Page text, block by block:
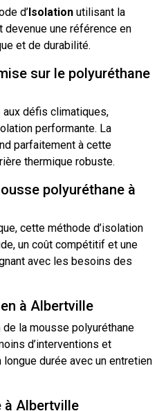
d’Isolation utilisant la
devenue une référence en
et de durabilité.
sur le polyuréthane
aux défis climatiques,
performante. La
parfaitement à cette
thermique robuste.
polyuréthane à
cette méthode d’isolation
un coût compétitif et une
avec les besoins des
à Albertville
la mousse polyuréthane
d’interventions et
durée avec un entretien
à Albertville